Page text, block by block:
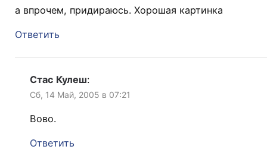
а впрочем, придираюсь. Хорошая картинка
Ответить
Стас Кулеш:
Сб, 14 Май, 2005 в 07:21
Вово.
Ответить